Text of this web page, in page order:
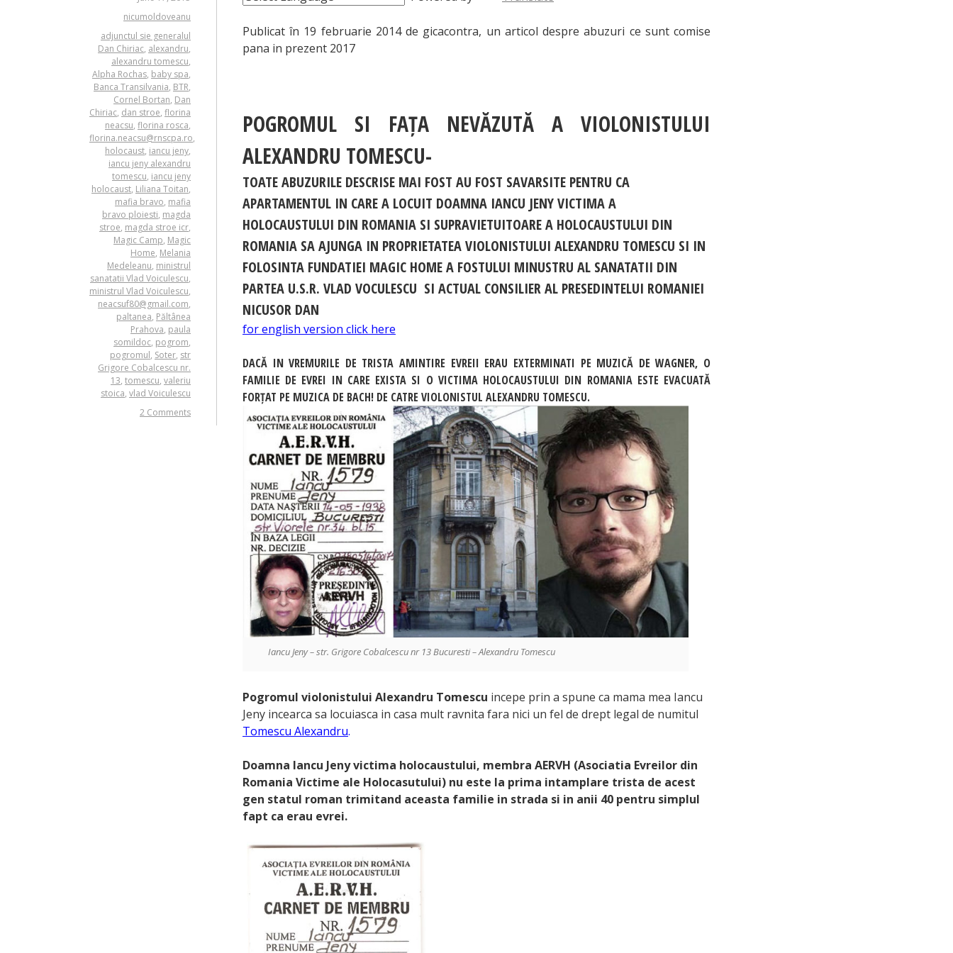
nicumoldoveanu
adjunctul sie generalul
Dan Chiriac, alexandru,
alexandru tomescu,
Alpha Rochas, baby spa,
Banca Transilvania, BTR,
Cornel Bortan, Dan
Chiriac, dan stroe, florina
neacsu, florina rosca,
florina.neacsu@rnscpa.ro,
holocaust, iancu jeny,
iancu jeny alexandru
tomescu, iancu jeny
holocaust, Liliana Toitan,
mafia bravo, mafia
bravo ploiesti, magda
stroe, magda stroe icr,
Magic Camp, Magic
Home, Melania
Medeleanu, ministrul
sanatatii Vlad Voiculescu,
ministrul Vlad Voiculescu,
neacsuf80@gmail.com,
paltanea, Păltânea
Prahova, paula
somildoc, pogrom,
pogromul, Soter, str
Grigore Cobalcescu nr.
13, tomescu, valeriu
stoica, vlad Voiculescu
2 Comments
Publicat în 19 februarie 2014 de gicacontra, un articol despre abuzuri ce sunt comise
pana in prezent 2017
POGROMUL SI FAȚA NEVĂZUTĂ A VIOLONISTULUI
ALEXANDRU TOMESCU-
TOATE ABUZURILE DESCRISE MAI FOST AU FOST SAVARSITE PENTRU CA
APARTAMENTUL IN CARE A LOCUIT DOAMNA IANCU JENY VICTIMA A
HOLOCAUSTULUI DIN ROMANIA SI SUPRAVIETUITOARE A HOLOCAUSTULUI DIN
ROMANIA SA AJUNGA IN PROPRIETATEA VIOLONISTULUI ALEXANDRU TOMESCU SI IN
FOLOSINTA FUNDATIEI MAGIC HOME A FOSTULUI MINUSTRU AL SANATATII DIN
PARTEA U.S.R. VLAD VOCULESCU SI ACTUAL CONSILIER AL PRESEDINTELUI ROMANIEI
NICUSOR DAN
for english version click here
DACĂ IN VREMURILE DE TRISTA AMINTIRE EVREII ERAU EXTERMINATI PE MUZICĂ DE WAGNER, O
FAMILIE DE EVREI IN CARE EXISTA SI O VICTIMA HOLOCAUSTULUI DIN ROMANIA ESTE EVACUATĂ
FORȚAT PE MUZICA DE BACH! DE CATRE VIOLONISTUL ALEXANDRU TOMESCU.
Iancu Jeny – str. Grigore Cobalcescu nr 13 Bucuresti – Alexandru Tomescu
Pogromul violonistului Alexandru Tomescu incepe prin a spune ca mama mea Iancu
Jeny incearca sa locuiasca in casa mult ravnita fara nici un fel de drept legal de numitul
Tomescu Alexandru.
Doamna Iancu Jeny victima holocaustului, membra AERVH (Asociatia Evreilor din
Romania Victime ale Holocasutului) nu este la prima intamplare trista de acest
gen statul roman trimitand aceasta familie in strada si in anii 40 pentru simplul
fapt ca erau evrei.